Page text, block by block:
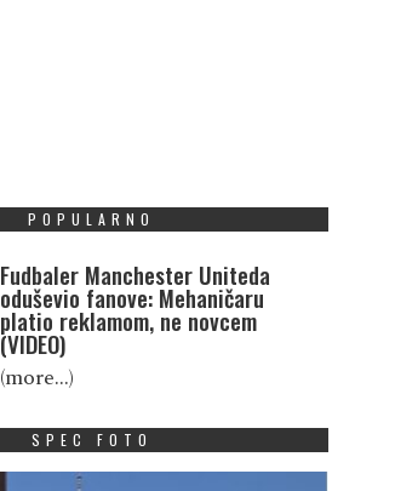
POPULARNO
Fudbaler Manchester Uniteda
oduševio fanove: Mehaničaru
platio reklamom, ne novcem
(VIDEO)
(more…)
SPEC FOTO